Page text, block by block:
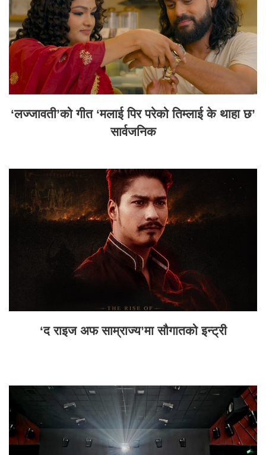
‘लज्जावती’को गीत ‘मलाई पिर परेको तिम्लाई के थाहा छ’
सार्वजनिक
‘द राइज अफ साम्राज्य’मा सौगातको इन्ट्री